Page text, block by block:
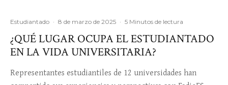
Estudiantado · 8 de marzo de 2025 · 5 Minutos de lectura
¿QUÉ LUGAR OCUPA EL ESTUDIANTADO
EN LA VIDA UNIVERSITARIA?
Representantes estudiantiles de 12 universidades han